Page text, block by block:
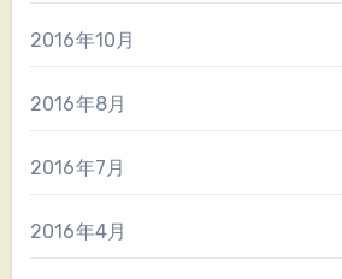
2016年10月
2016年8月
2016年7月
2016年4月